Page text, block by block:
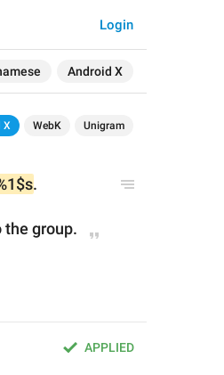
Android X
Login
X WebK Unigram
.
the group.
APPLIED